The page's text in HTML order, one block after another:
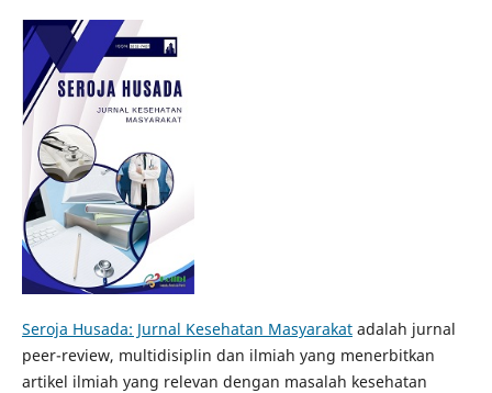
Seroja Husada: Jurnal Kesehatan Masyarakatadalah jurnal
peer-review, multidisiplin dan ilmiah yang menerbitkan
artikel ilmiah yang relevan dengan masalah kesehatan